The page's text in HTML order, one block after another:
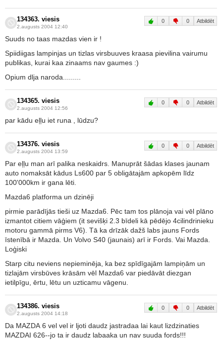
134363. viesis
2.augusts 2004 12:40
0 0 Atbildēt
Suuds no taas mazdas vien ir !
Spiidiigas lampinjas un tizlas virsbuuves kraasa pievilina vairumu
publikas, kurai kaa zinaams nav gaumes :)
Opium dlja naroda.........
134365. viesis
2.augusts 2004 12:56
0 0 Atbildēt
par kādu eļļu iet runa , lūdzu?
134376. viesis
2.augusts 2004 13:59
0 0 Atbildēt
Par eļļu man arī palika neskaidrs. Manuprāt šādas klases jaunam
auto nomaksāt kādus Ls600 par 5 obligātajām apkopēm līdz
100'000km ir gana lēti.
Mazda6 platforma un dzinēji
pirmie parādījās tieši uz Mazda6. Pēc tam tos plānoja vai vēl plāno
izmantot citiem vāģiem (it sevišķi 2.3 bīdeli kā pēdējo 4cilindrinieku
motoru gammā pirms V6). Tā ka drīzāk dažš labs jauns Fords
īstenībā ir Mazda. Un Volvo S40 (jaunais) arī ir Fords. Vai Mazda.
Loģiski
Starp citu neviens nepieminēja, ka bez spīdīgajām lampiņām un
tizlajām virsbūves krāsām vēl Mazda6 var piedāvāt diezgan
ietilpīgu, ērtu, lētu un uzticamu vāgenu.
134386. viesis
2.augusts 2004 14:18
0 0 Atbildēt
Da MAZDA 6 vel vel ir ljoti daudz jastradaa lai kaut lizdzinaties
MAZDAI 626--jo ta ir daudz labaaka un nav suuda fords!!!